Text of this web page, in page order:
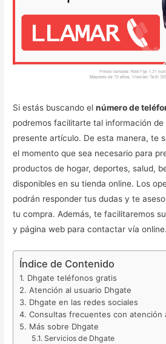
Si estás buscando elnúmero de
podremos facilitarte tal información
presente artículo. De esta manera, te
el momento que sea necesario para
productos de hogar, deportes, salud,
disponibles en su tienda online. Los
podrán responder tus dudas y te
tu compra. Además, te facilitaremos
y página web para contactar vía online.
Índice de Contenido
Dhgate teléfonos gratis
Atención al usuario Dhgate
Dhgate en las redes sociales
Consultas frecuentes con atención
Más sobre Dhgate
Servicios de Dhgate